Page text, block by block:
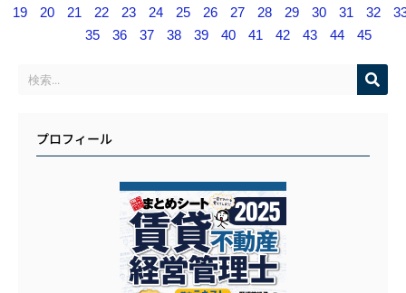
19 20 21 22 23 24 25 26 27 28 29 30 31 32
35
36 37 38 39 40 41 42 43 44 45
プロフィール